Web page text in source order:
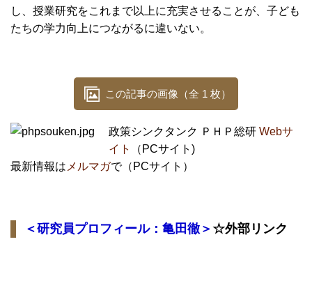
し、授業研究をこれまで以上に充実させることが、子ども
たちの学力向上につながるに違いない。
この記事の画像（全 1 枚）
政策シンクタンク ＰＨＰ総研Webサ
イト
（PCサイト)
最新情報は メルマガで（PCサイト）
＜研究員プロフィール：亀田徹＞☆外部リンク